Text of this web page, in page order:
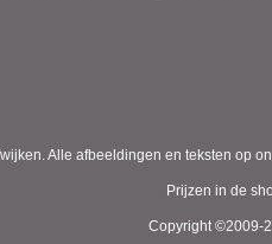
Alle afbeeldingen en teksten op
Prijzen in de
Copyright ©2009-